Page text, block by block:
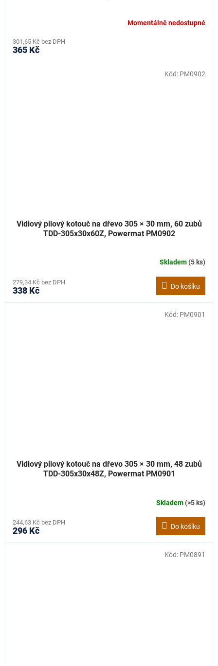
Momentálně nedostupné
301,65 Kč bez DPH
365 Kč
Vidiový pilový kotouč na dřevo 305 × 30 mm, 60 zubů
TDD-305x30x60Z, Powermat PM0902
Skladem(5 ks)
279,34 Kč bez DPH
338 Kč Do košíku
Kód: PM0902
Vidiový pilový kotouč na dřevo 305 × 30 mm, 48 zubů
TDD-305x30x48Z, Powermat PM0901
Skladem(>5 ks)
244,63 Kč bez DPH
296 Kč Do košíku
Kód: PM0901
Kód: PM0891